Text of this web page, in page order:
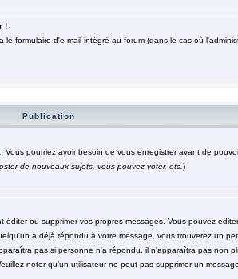
!
formulaire d'e-mail intégré au forum (dans le cas où
Publication
pourriez avoir besoin de vous enregistrer avant de
de nouveaux sujets, vous pouvez voter, etc. )
ou supprimer vos propres messages. Vous pouvez
a déjà répondu à votre message, vous trouverez un
pas si personne n'a répondu, il n'apparaîtra pas non
noter qu'un utilisateur ne peut pas supprimer un